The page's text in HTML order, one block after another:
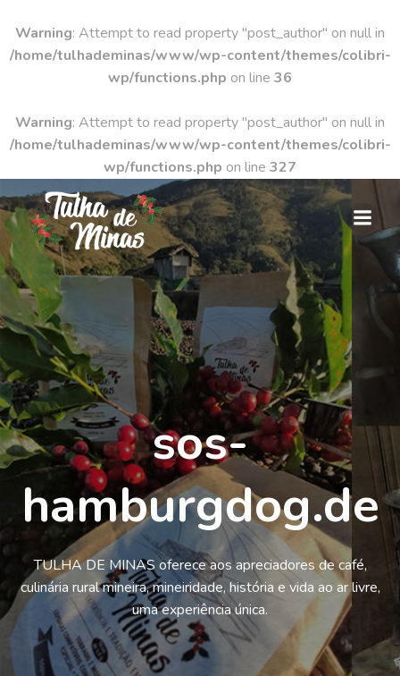
Warning: Attempt to read property "post_author" on null in
/home/tulhademinas/www/wp-content/themes/colibri-
wp/functions.php on line 36
Warning: Attempt to read property "post_author" on null in
/home/tulhademinas/www/wp-content/themes/colibri-
wp/functions.php on line 327
Pular
para
o
conteúdo
sos-
hamburgdog.de
TULHA DE MINAS oferece aos apreciadores de café,
culinária rural mineira, mineiridade, história e vida ao ar livre,
uma experiência única.